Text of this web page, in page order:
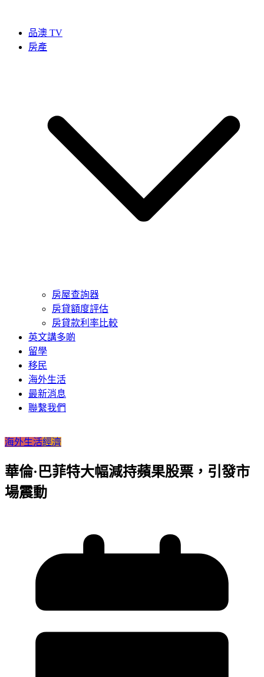
品澳 TV
房產
房屋查詢器
房貸額度評估
房貸款利率比較
英文講多啲
留學
移民
海外生活
最新消息
聯繫我們
海外生活經濟
華倫·巴菲特大幅減持蘋果股票，引發市
場震動